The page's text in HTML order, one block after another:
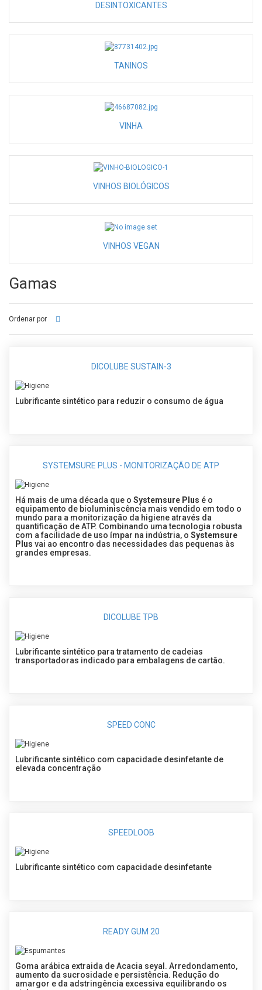
DESINTOXICANTES
TANINOS
VINHA
VINHOS BIOLÓGICOS
VINHOS VEGAN
Gamas
Ordenar por
DICOLUBE SUSTAIN-3
Lubrificante sintético para reduzir o consumo de água
SYSTEMSURE PLUS - MONITORIZAÇÃO DE ATP
Há mais de uma década que o Systemsure Plus é o
equipamento de bioluminiscência mais vendido em todo o
mundo para a monitorização da higiene através da
quantificação de ATP. Combinando uma tecnologia robusta
com a facilidade de uso ímpar na indústria, o Systemsure
Plus vai ao encontro das necessidades das pequenas às
grandes empresas.
DICOLUBE TPB
Lubrificante sintético para tratamento de cadeias
transportadoras indicado para embalagens de cartão.
SPEED CONC
Lubrificante sintético com capacidade desinfetante de
elevada concentração
SPEEDLOOB
Lubrificante sintético com capacidade desinfetante
READY GUM 20
Goma arábica extraida de Acacia seyal. Arredondamento,
aumento da sucrosidade e persistência. Redução do
amargor e da adstringência excessiva equilibrando os